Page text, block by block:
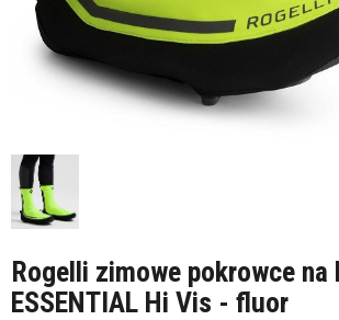
Rogelli zimowe pokrowce na
ESSENTIAL Hi Vis - fluor